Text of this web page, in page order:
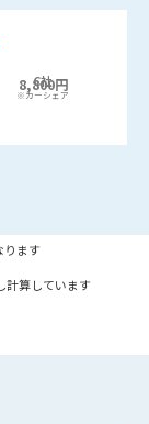
8,800円
C社
※カーシェア
ます
計算しています